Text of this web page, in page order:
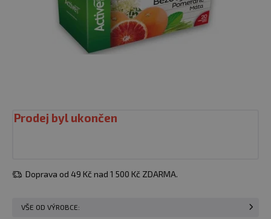
Prodej byl ukončen
Doprava od 49 Kč nad 1 500 Kč ZDARMA.
VŠE OD VÝROBCE: